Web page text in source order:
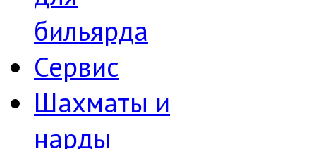
бильярда
Сервис
Шахматы и
нарды